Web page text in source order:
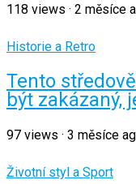
118 views · 2 měsíce
Historie a Retro
Tento
být zakázaný,
97 views · 3 měsíce
Životní styl a Sport